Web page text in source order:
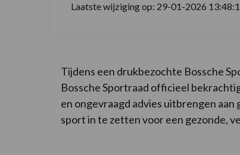
Laatste wijziging op: 29-01-2026
Tijdens een drukbezochte Bossche
Bossche Sportraad officieel
en ongevraagd advies uitbrengen
sport in te zetten voor een gezonde,